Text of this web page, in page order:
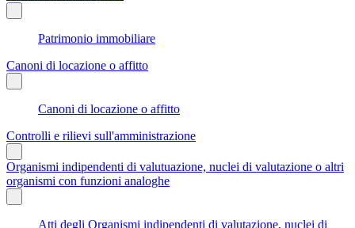
Patrimonio immobiliare
Canoni di locazione o affitto
Canoni di locazione o affitto
Controlli e rilievi sull'amministrazione
Organismi indipendenti di valutuazione, nuclei di valutazione o altri
organismi con funzioni analoghe
Atti degli Organismi indipendenti di valutazione, nuclei di